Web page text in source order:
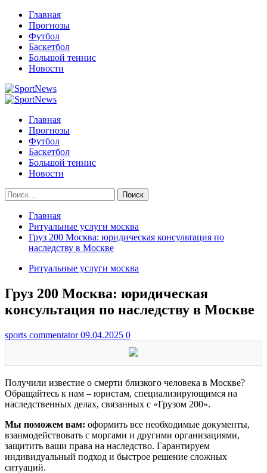
Перейти
содержимому
Главная
Прогнозы
Футбол
Баскетбол
Большой теннис
Новости
Primary
Главная
Прогнозы
Футбол
Баскетбол
Большой теннис
Новости
Найти:
Главная
Ритуальные услуги москва
Груз 200 Москва: юридическая консультация по
наследству в Москве
Ритуальные услуги москва
Груз 200 Москва: юридическая
консультация по наследству в Москве
sports commentator09.04.2025 0
Получили известие о смерти близкого человека в Москве?
Обращайтесь к нам – юристам, специализирующимся на
наследственных делах, связанных с «Грузом 200».
Мы поможем вам: оформить все необходимые документы,
взаимодействовать с моргами и другими организациями,
защитить ваши права на наследство. Гарантируем
индивидуальный подход и быстрое решение сложных
ситуаций.